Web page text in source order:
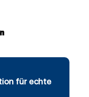
für echte